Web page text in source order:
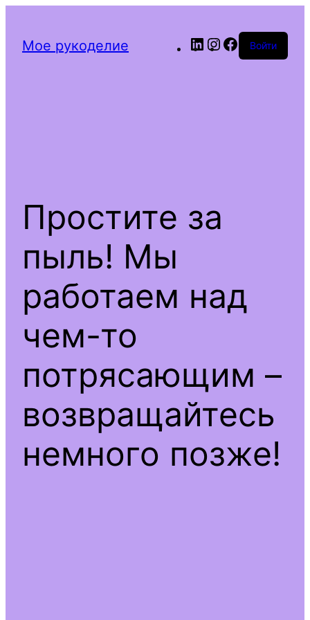
Мое рукоделие LinkedInInstagram
Facebook
Войти
Простите за
пыль! Мы
работаем над
чем-то
потрясающим –
возвращайтесь
немного позже!